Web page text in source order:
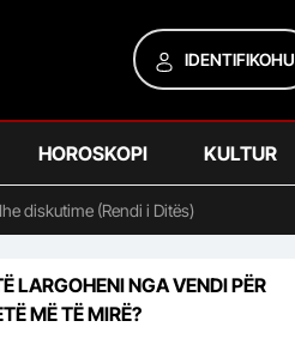
IDENTIFIKOHU
HOROSKOPI KULTUR
diskutime (Rendi i Ditës)
LARGOHENI NGA VENDI PËR
MË TË MIRË?